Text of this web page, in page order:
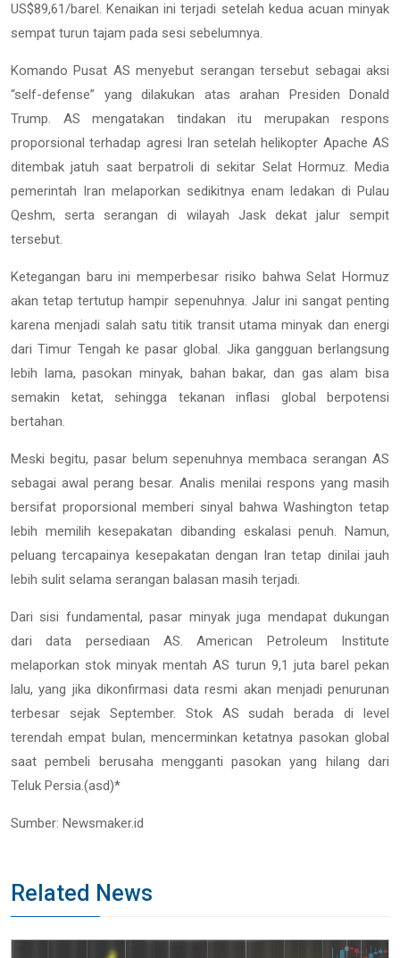
US$89,61/barel. Kenaikan ini terjadi setelah kedua acuan minyak
sempat turun tajam pada sesi sebelumnya.
Komando Pusat AS menyebut serangan tersebut sebagai aksi
“self-defense” yang dilakukan atas arahan Presiden Donald
Trump. AS mengatakan tindakan itu merupakan respons
proporsional terhadap agresi Iran setelah helikopter Apache AS
ditembak jatuh saat berpatroli di sekitar Selat Hormuz. Media
pemerintah Iran melaporkan sedikitnya enam ledakan di Pulau
Qeshm, serta serangan di wilayah Jask dekat jalur sempit
tersebut.
Ketegangan baru ini memperbesar risiko bahwa Selat Hormuz
akan tetap tertutup hampir sepenuhnya. Jalur ini sangat penting
karena menjadi salah satu titik transit utama minyak dan energi
dari Timur Tengah ke pasar global. Jika gangguan berlangsung
lebih lama, pasokan minyak, bahan bakar, dan gas alam bisa
semakin ketat, sehingga tekanan inflasi global berpotensi
bertahan.
Meski begitu, pasar belum sepenuhnya membaca serangan AS
sebagai awal perang besar. Analis menilai respons yang masih
bersifat proporsional memberi sinyal bahwa Washington tetap
lebih memilih kesepakatan dibanding eskalasi penuh. Namun,
peluang tercapainya kesepakatan dengan Iran tetap dinilai jauh
lebih sulit selama serangan balasan masih terjadi.
Dari sisi fundamental, pasar minyak juga mendapat dukungan
dari data persediaan AS. American Petroleum Institute
melaporkan stok minyak mentah AS turun 9,1 juta barel pekan
lalu, yang jika dikonfirmasi data resmi akan menjadi penurunan
terbesar sejak September. Stok AS sudah berada di level
terendah empat bulan, mencerminkan ketatnya pasokan global
saat pembeli berusaha mengganti pasokan yang hilang dari
Teluk Persia.(asd)*
Sumber: Newsmaker.id
Related News